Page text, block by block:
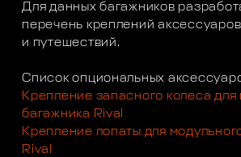
Для данных багажников
перечень креплений
и путешествий.
Список опциональных
Крепление запасного колеса для
багажника Rival
Крепление лопаты для
Rival